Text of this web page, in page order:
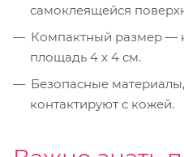
самоклеящейся
Компактный размер —
площадь 4 x 4 см.
Безопасные
контактируют с кожей.